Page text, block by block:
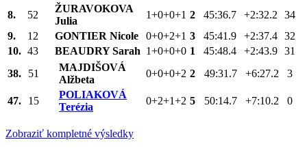
8. 52
ŽURAVOKOVA
Julia
1+0+0+1 2 45:36.7 +2:32.2
34
9.
12 GONTIER Nicole 0+0+2+1 3 45:41.9 +2:37.4 32
10. 43 BEAUDRY Sarah 1+0+0+0 1 45:48.4 +2:43.9 31
38.
51
MAJDIŠOVÁ
Alžbeta
0+0+0+2 2 49:31.7 +6:27.2 3
47. 15
POLIAKOVÁ
Terézia
0+2+1+2 5 50:14.7 +7:10.2 0
Zobraziť kompletné výsledky